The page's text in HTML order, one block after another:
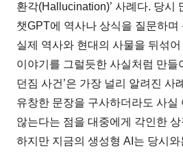
환각(Hallucination)’ 사례다. 당시
챗GPT에 역사나 상식을 질문하며
실제 역사와 현대의 사물을 뒤섞
이야기를 그럴듯한 사실처럼 만들
던짐 사건’은 가장 널리 알려진 사
유창한 문장을 구사하더라도 사실
않는다는 점을 대중에게 각인한
하지만 지금의 생성형 AI는 당시